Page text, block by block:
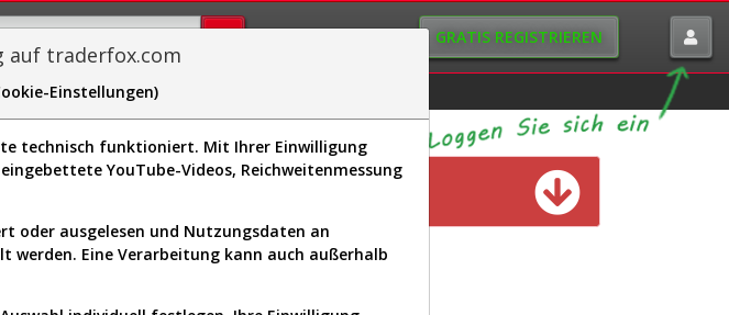
GRATIS REGISTRIEREN
Scan Visualizations
Kunden verfügbar
auf traderfox.com
Einstellungen)
technisch funktioniert. Mit Ihrer Einwilligung
YouTube-Videos, Reichweitenmessung
oder ausgelesen und Nutzungsdaten an
Eine Verarbeitung kann auch außerhalb